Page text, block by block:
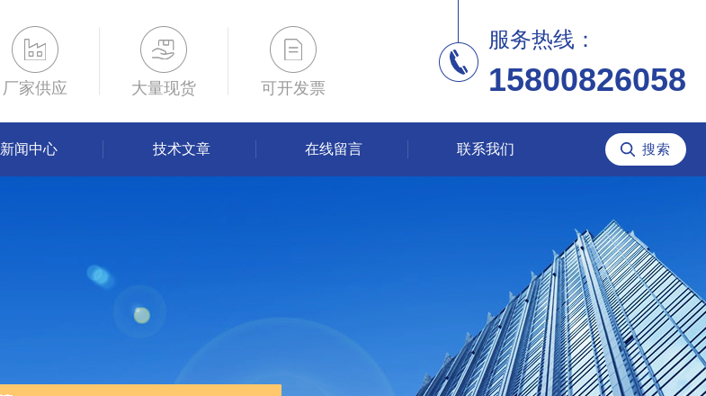
厂家供应 大量现货 可开发票
服务热线：
15800826058
新闻中心 技术文章 在线留言 联系我们